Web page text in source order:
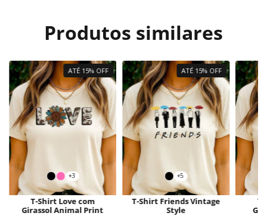
Produtos similares
ATÉ 15% OFF
+3
T-Shirt Love com
Girassol Animal Print
ATÉ 15% OFF
+5
T-Shirt Friends Vintage
Style